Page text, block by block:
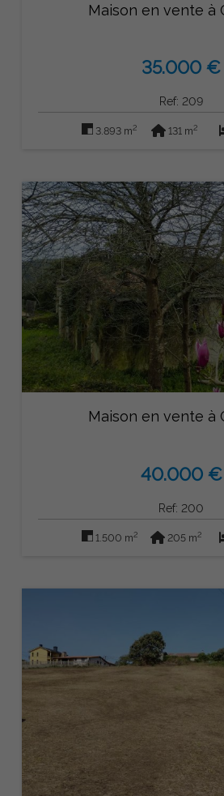
Maison en vente à
35.000 €
Ref: 209
3.893 m2 131 m2
Maison en vente à
40.000 €
Ref: 200
1.500 m2 205 m2